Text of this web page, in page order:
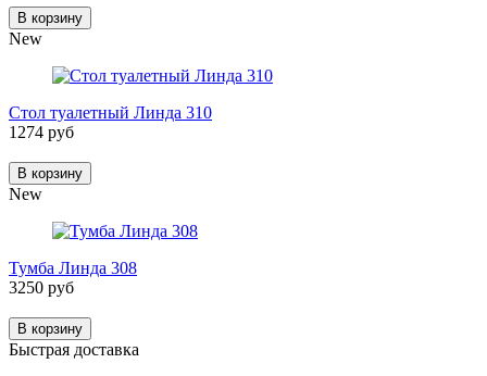
В корзину
New
Стол туалетный Линда 310
1274 руб
В корзину
New
Тумба Линда 308
3250 руб
В корзину
Быстрая доставка